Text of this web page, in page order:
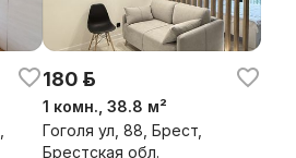
180 р.
1 комн., 38.8 м²
Гоголя ул, 88, Брест,
Брестская обл.